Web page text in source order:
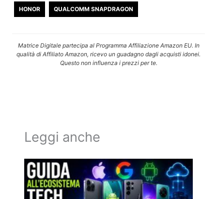
HONOR QUALCOMM SNAPDRAGON
Matrice Digitale partecipa al Programma Affiliazione Amazon EU. In
qualità di Affiliato Amazon, ricevo un guadagno dagli acquisti idonei.
Questo non influenza i prezzi per te.
Leggi anche